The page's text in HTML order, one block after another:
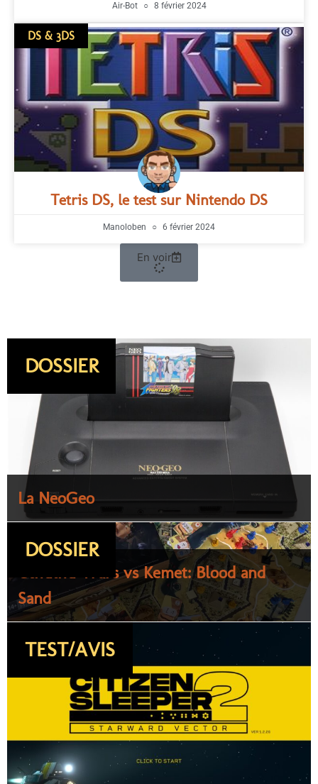
Air-Bot 8 février 2024
DS & 3DS
Tetris DS, le test sur Nintendo DS
Manoloben 6 février 2024
En voir
DOSSIER
La NeoGeo
DOSSIER
Cthulhu Wars vs Kemet: Blood and
Sand
TEST/AVIS